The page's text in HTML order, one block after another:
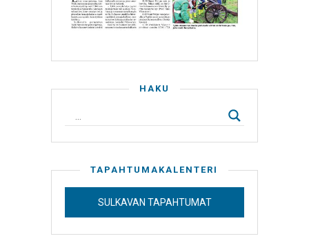
HAKU
TAPAHTUMAKALENTERI
SULKAVAN TAPAHTUMAT